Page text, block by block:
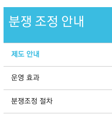
분쟁 조정 안내
제도 안내
운영 효과
분쟁조정 절차